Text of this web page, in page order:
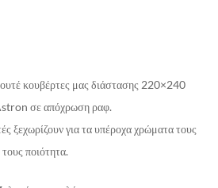
κουβέρτες μας διάστασης 220×240
σε απόχρωση ραφ.
ξεχωρίζουν για τα υπέροχα χρώματα τους
τους ποιότητα.